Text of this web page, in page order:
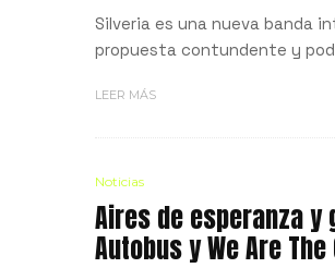
Silveria es una nueva banda
propuesta contundente y
LEER MÁS
Noticias
Aires de esperanza
Autobus y We Are The